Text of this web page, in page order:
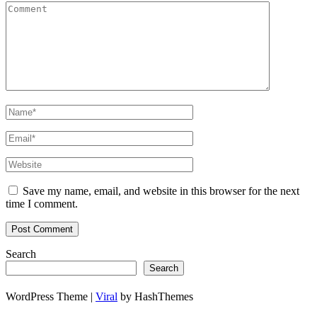
Save my name, email, and website in this browser for the next
time I comment.
Search
Search
WordPress Theme | Viral by HashThemes